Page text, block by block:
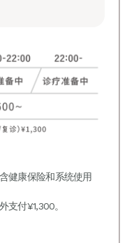
健康保险和系统使用
支付¥1,300。